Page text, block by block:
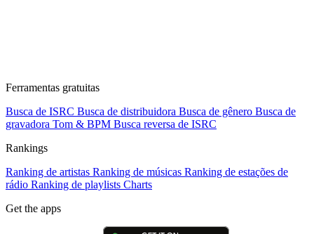
Ferramentas gratuitas
Busca de ISRC Busca de distribuidora Busca de gênero Busca de
gravadora Tom & BPM Busca reversa de ISRC
Rankings
Ranking de artistas Ranking de músicas Ranking de estações de
rádio Ranking de playlists Charts
Get the apps